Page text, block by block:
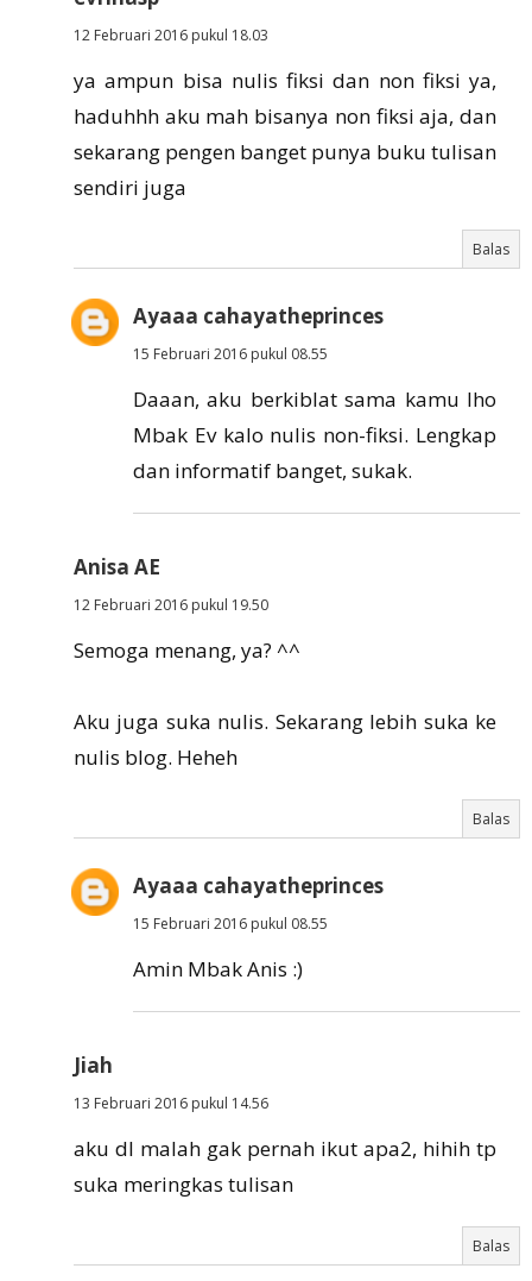
12 Februari 2016 pukul 18.03
ya ampun bisa nulis fiksi dan non fiksi ya,
haduhhh aku mah bisanya non fiksi aja, dan
sekarang pengen banget punya buku tulisan
sendiri juga
Balas
Ayaaa cahayatheprinces
15 Februari 2016 pukul 08.55
Daaan, aku berkiblat sama kamu lho
Mbak Ev kalo nulis non-fiksi. Lengkap
dan informatif banget, sukak.
Anisa AE
12 Februari 2016 pukul 19.50
Semoga menang, ya? ^^
Aku juga suka nulis. Sekarang lebih suka ke
nulis blog. Heheh
Balas
Ayaaa cahayatheprinces
15 Februari 2016 pukul 08.55
Amin Mbak Anis :)
Jiah
13 Februari 2016 pukul 14.56
aku dl malah gak pernah ikut apa2, hihih tp
suka meringkas tulisan
Balas